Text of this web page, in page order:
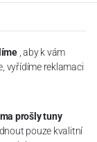
, aby k vám
vyřídíme reklamaci
prošly tuny
pouze kvalitní